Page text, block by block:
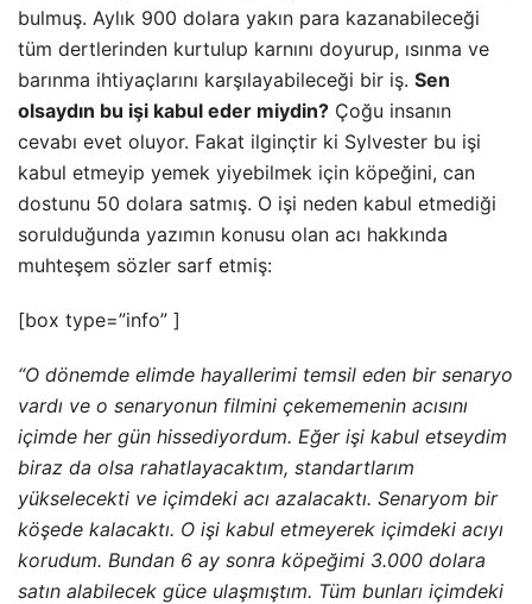
bulmuş. Aylık 900 dolara yakın para kazanabileceği
tüm dertlerinden kurtulup karnını doyurup, ısınma ve
barınma ihtiyaçlarını karşılayabileceği bir iş. Sen
olsaydın bu işi kabul eder miydin? Çoğu insanın
cevabı evet oluyor. Fakat ilginçtir ki Sylvester bu işi
kabul etmeyip yemek yiyebilmek için köpeğini, can
dostunu 50 dolara satmış. O işi neden kabul etmediği
sorulduğunda yazımın konusu olan acı hakkında
muhteşem sözler sarf etmiş:
[box type=”info” ]
“O dönemde elimde hayallerimi temsil eden bir senaryo
vardı ve o senaryonun filmini çekememenin acısını
içimde her gün hissediyordum. Eğer işi kabul etseydim
biraz da olsa rahatlayacaktım, standartlarım
yükselecekti ve içimdeki acı azalacaktı. Senaryom bir
köşede kalacaktı. O işi kabul etmeyerek içimdeki acıyı
korudum. Bundan 6 ay sonra köpeğimi 3.000 dolara
satın alabilecek güce ulaşmıştım. Tüm bunları içimdeki